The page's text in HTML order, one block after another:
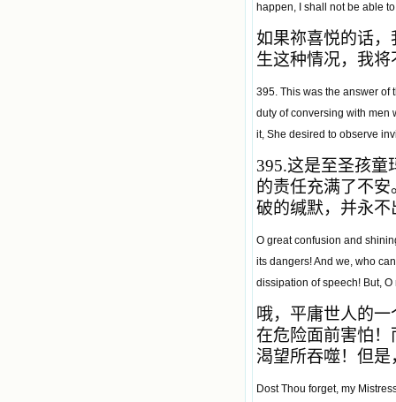
happen, I shall not be able
如果祢喜悦的话
生这种情况，我
395. This was the answer of
duty of conversing with men
it, She desired to observe
395.这是至圣孩童
的责任充满了不
破的缄默，并永不
O great confusion and
its dangers! And we, who
dissipation of speech! But,
哦，平庸世人的
在危险面前害怕
渴望所吞噬！但
Dost Thou forget, my